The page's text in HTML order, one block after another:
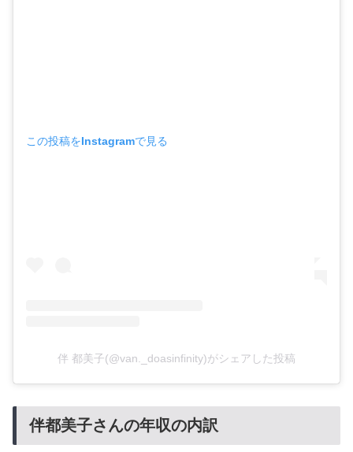
この投稿をInstagramで見る
伴 都美子(@van._doasinfinity)がシェアした投稿
伴都美子さんの年収の内訳